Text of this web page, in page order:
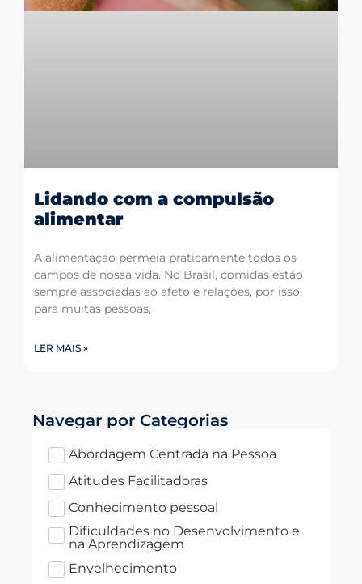
Lidando com a compulsão
alimentar
A alimentação permeia praticamente todos os
campos de nossa vida. No Brasil, comidas estão
sempre associadas ao afeto e relações, por isso,
para muitas pessoas,
LER MAIS »
Navegar por Categorias
Abordagem Centrada na Pessoa
Atitudes Facilitadoras
Conhecimento pessoal
Dificuldades no Desenvolvimento e
na Aprendizagem
Envelhecimento